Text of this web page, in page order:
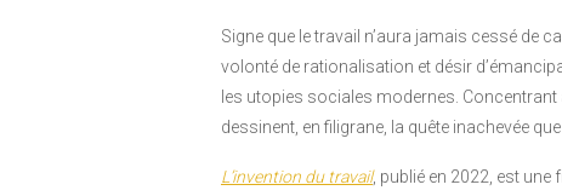
Signe que le travail n’aura jamais cessé de
volonté de rationalisation et désir
les utopies sociales modernes.
dessinent, en filigrane, la quête inachevée
L’invention du travail, publié en 2022, est